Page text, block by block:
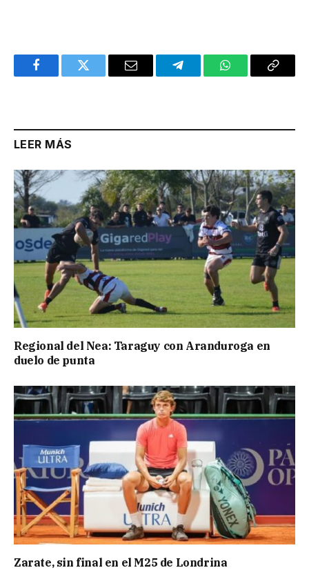
FacebookTwitter Email TelegramWhatsAppCopy
LEER MÁS
Regional del Nea: Taraguy con Aranduroga en
duelo de punta
Zarate, sin final en el M25 de Londrina